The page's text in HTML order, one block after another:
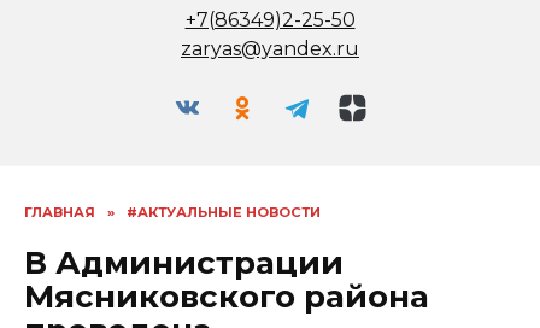
+7(86349)2-25-50
zaryas@yandex.ru
ГЛАВНАЯ » #АКТУАЛЬНЫЕ НОВОСТИ
В Администрации
Мясниковского района